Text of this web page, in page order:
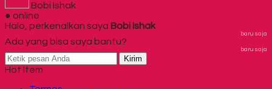
Bobi Ishak
● online
Halo, perkenalkan saya Bobi Ishak
baru saja
Ada yang bisa saya bantu?
baru saja
Kirim
Hot Item